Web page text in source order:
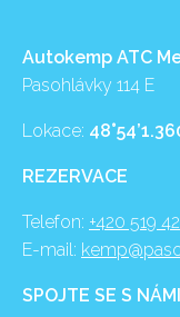
Autokemp ATC
Pasohlávky 114 E
Lokace:
REZERVACE
Telefon: +420 519
E-mail:
SPOJTE SE S NÁMI